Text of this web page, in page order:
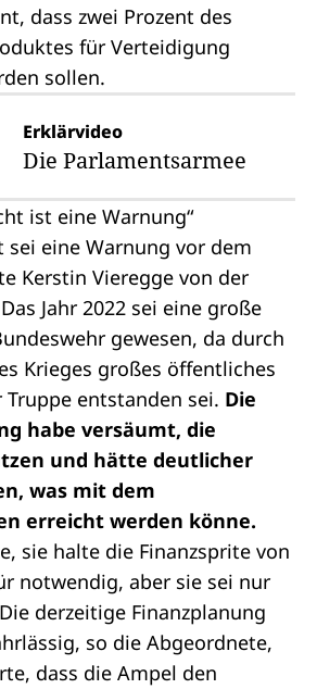
dass zwei Prozent des
für Verteidigung
sollen.
Erklärvideo
Die Parlamentsarmee
ist eine Warnung“
sei eine Warnung vor dem
Kerstin Vieregge von der
Jahr 2022 sei eine große
gewesen, da durch
Krieges großes öffentliches
entstanden sei. Die
habe versäumt, die
und hätte deutlicher
was mit dem
erreicht werden könne.
sie halte die Finanzsprite von
notwendig, aber sie sei nur
derzeitige Finanzplanung
so die Abgeordnete,
dass die Ampel den